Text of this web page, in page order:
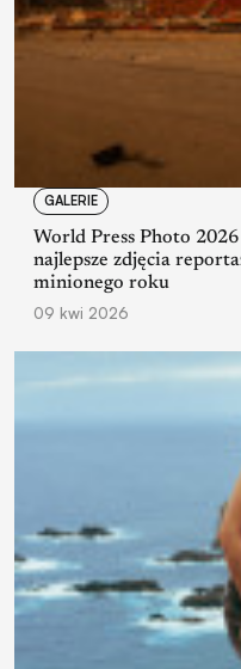
GALERIE
World Press Photo 2026
najlepsze zdjęcia
minionego roku
09 kwi 2026